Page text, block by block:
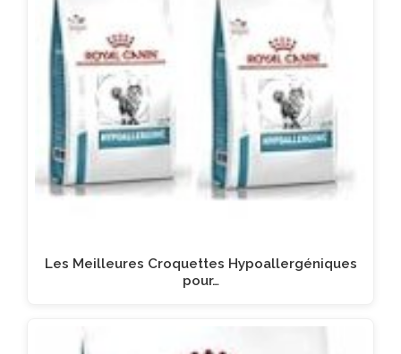
Les Meilleures Croquettes Hypoallergéniques
pour…